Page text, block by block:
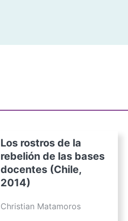
Los rostros de la
rebelión de las bases
docentes (Chile,
2014)
Christian Matamoros